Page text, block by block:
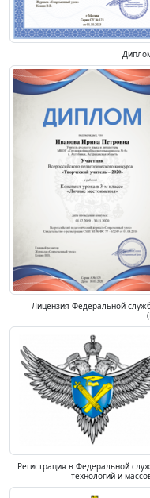
Лицензия Федеральной
Регистрация в Федеральной
технологий и